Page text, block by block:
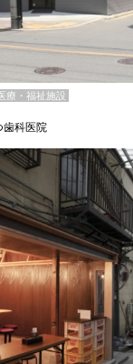
療・福祉施設
歯科医院